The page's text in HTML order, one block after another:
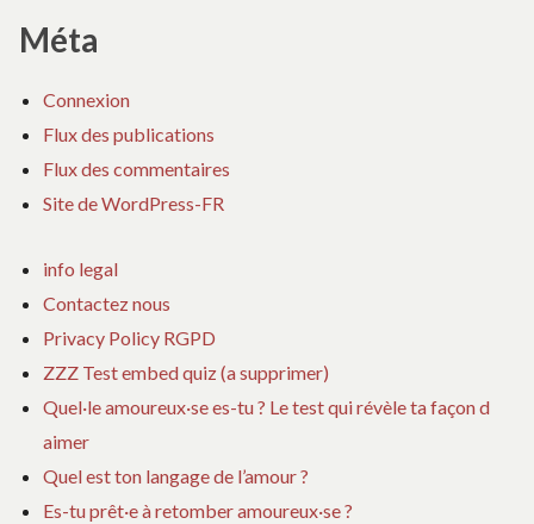
Méta
Connexion
Flux des publications
Flux des commentaires
Site de WordPress-FR
info legal
Contactez nous
Privacy Policy RGPD
ZZZ Test embed quiz (a supprimer)
Quel·le amoureux·se es-tu ? Le test qui révèle ta façon d
aimer
Quel est ton langage de l’amour ?
Es-tu prêt·e à retomber amoureux·se ?